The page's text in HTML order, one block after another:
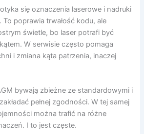
się oznaczenia laserowe i nadruki
poprawia trwałość kodu, ale
świetle, bo laser potrafi być
W serwisie często pomaga
i zmiana kąta patrzenia, inaczej
bywają zbieżne ze standardowymi i
pełnej zgodności. W tej samej
można trafić na różne
I to jest częste.